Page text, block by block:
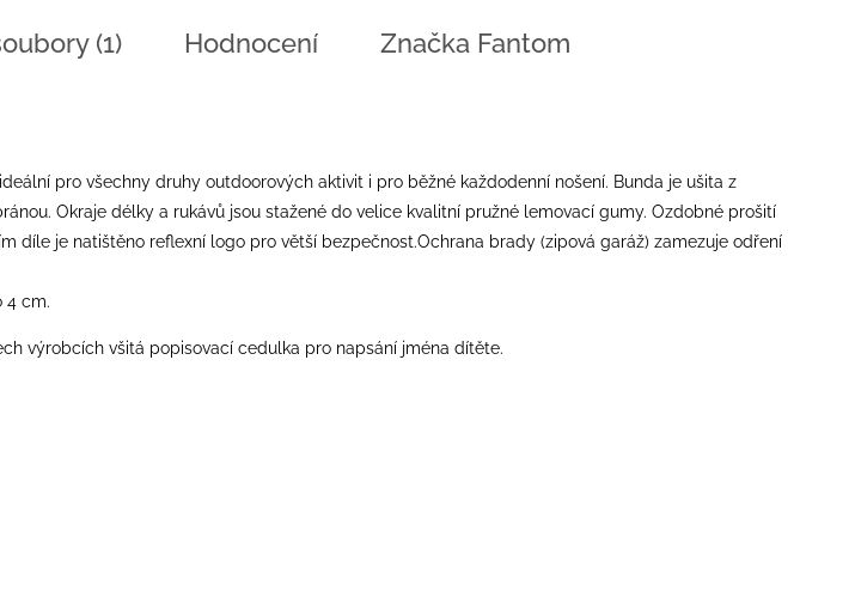
(1) Hodnocení Značka Fantom
pro všechny druhy outdoorových aktivit i pro běžné každodenní nošení. Bunda je ušita z
Okraje délky a rukávů jsou stažené do velice kvalitní pružné lemovací gumy. Ozdobné prošití
díle je natištěno reflexní logo pro větší bezpečnost.Ochrana brady (zipová garáž) zamezuje odření
4 cm.
výrobcích všitá popisovací cedulka pro napsání jména dítěte.